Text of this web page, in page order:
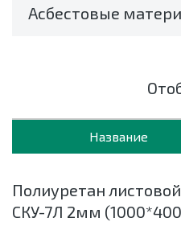
Название
Полиуретан листовой
СКУ-7Л 2мм
Асбестовые